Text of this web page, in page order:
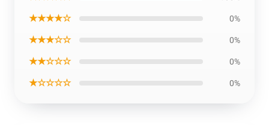
★★★★☆ 0%
★★★☆☆ 0%
★★☆☆☆ 0%
★☆☆☆☆ 0%